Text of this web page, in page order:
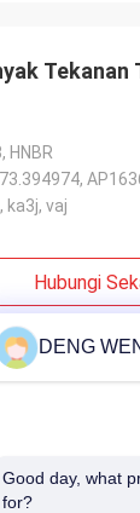
HNBR
vaj
Hubungi
DENG
Good day, what
for?